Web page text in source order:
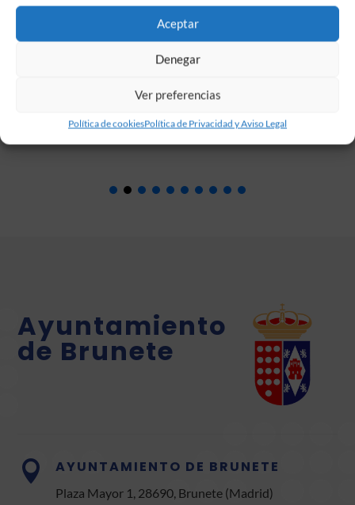
Aceptar
Denegar
Ver preferencias
Política de cookiesPolítica de Privacidad y Aviso Legal
Alberche (Villa del Prado). Urbanizaciones al...
LEER MÁS
Ayuntamiento
de Brunete
 AYUNTAMIENTO DE BRUNETE
Plaza Mayor 1, 28690, Brunete (Madrid)